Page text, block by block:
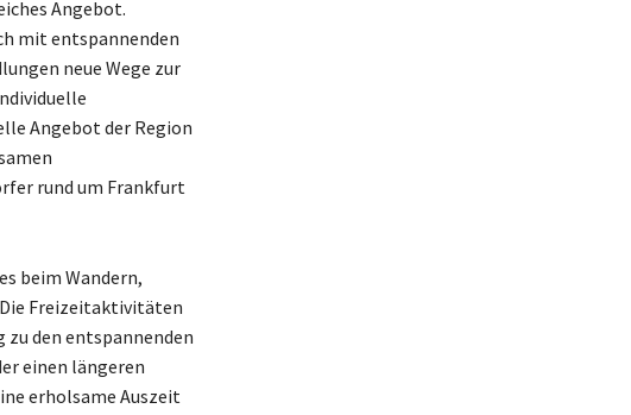
Angebot.
mit entspannenden
neue Wege zur
Angebot der Region
rund um Frankfurt
beim Wandern,
Freizeitaktivitäten
den entspannenden
einen längeren
erholsame Auszeit